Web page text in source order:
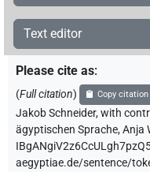
Text editor
Please cite as:
(Full citation) Copy citation
Jakob Schneider,with
ägyptischen Sprache,Anja
aegyptiae.de/sentence/